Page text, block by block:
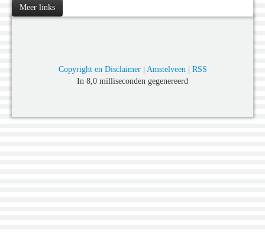
Meer links
Copyright en Disclaimer| Amstelveen| RSS
In 8,0 milliseconden gegenereerd